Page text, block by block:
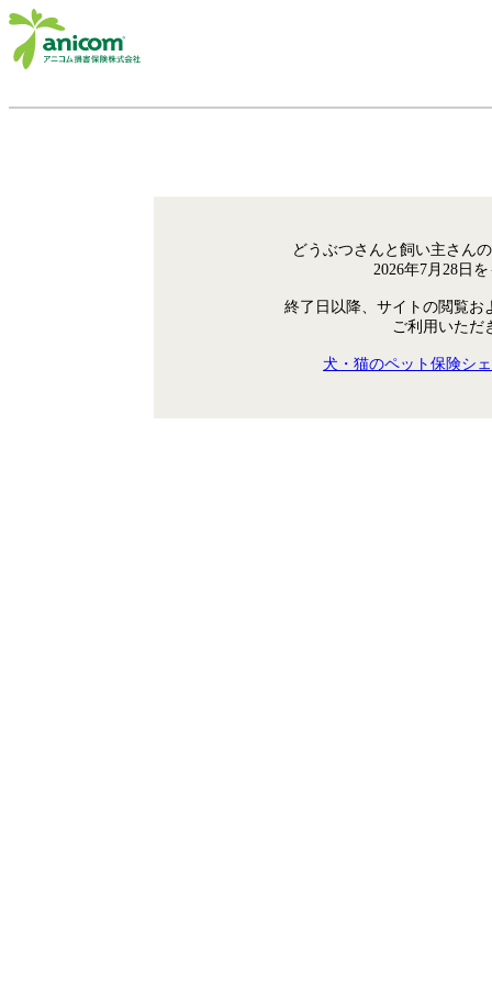
どうぶつさんと飼い主さん
2026年7月28日
終了日以降、サイトの閲覧お
ご利用いただ
犬・猫のペット保険シ